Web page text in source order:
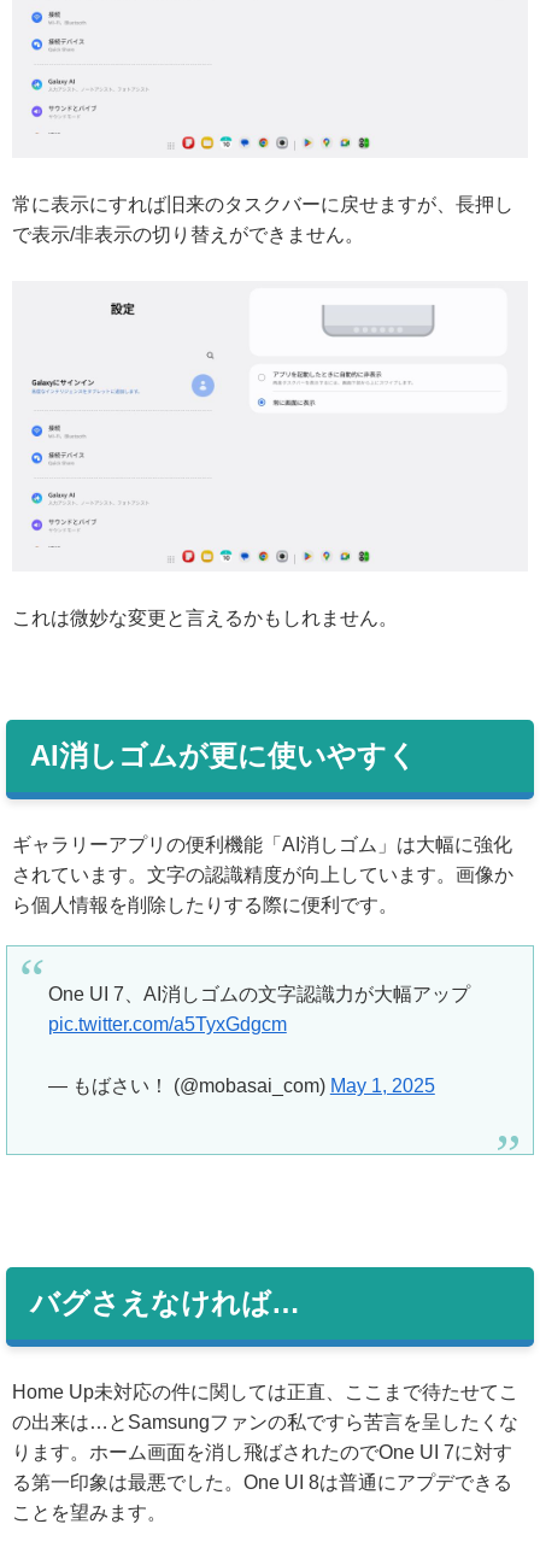
常に表示にすれば旧来のタスクバーに戻せますが、長押し
で表示/非表示の切り替えができません。
これは微妙な変更と言えるかもしれません。
AI消しゴムが更に使いやすく
ギャラリーアプリの便利機能「AI消しゴム」は大幅に強化
されています。文字の認識精度が向上しています。画像か
ら個人情報を削除したりする際に便利です。
One UI 7、AI消しゴムの文字認識力が大幅アップ
pic.twitter.com/a5TyxGdgcm
— もばさい！ (@mobasai_com) May 1, 2025
バグさえなければ…
Home Up未対応の件に関しては正直、ここまで待たせてこ
の出来は…とSamsungファンの私ですら苦言を呈したくな
ります。ホーム画面を消し飛ばされたのでOne UI 7に対す
る第一印象は最悪でした。One UI 8は普通にアプデできる
ことを望みます。